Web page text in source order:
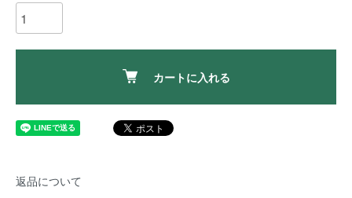
カートに入れる
返品について